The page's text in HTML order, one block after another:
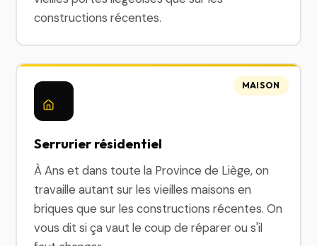
constructions récentes.
Serrurier résidentiel
À Ans et dans toute la Province de Liège, on
travaille autant sur les vieilles maisons en
briques que sur les constructions récentes. On
vous dit si ça vaut le coup de réparer ou s'il
MAISON